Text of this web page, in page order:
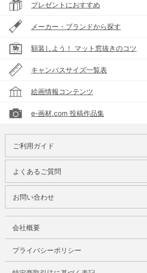
プレゼントにおすすめ
メーカー・ブランドから探す
額装しよう！ マット窓抜きのコツ
キャンバスサイズ一覧表
絵画情報コンテンツ
e-画材.com 投稿作品集
ご利用ガイド
よくあるご質問
お問い合わせ
会社概要
プライバシーポリシー